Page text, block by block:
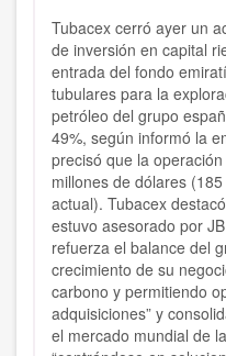
Tubacex cerró ayer un
de inversión en capital
entrada del fondo
tubulares para la
petróleo del grupo
49%, según informó la
precisó que la
millones de dólares
actual). Tubacex
estuvo asesorado por
refuerza el balance del
crecimiento de su
carbono y permitiendo
adquisiciones” y
el mercado mundial de